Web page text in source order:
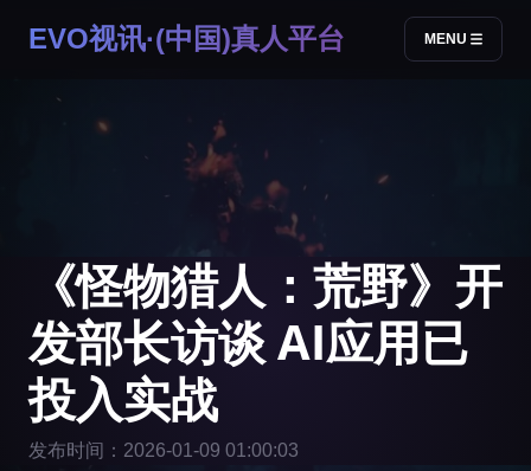
EVO视讯·(中国)真人平台 MENU
《怪物猎人：荒野》开
发部长访谈 AI应用已
投入实战
发布时间：2026-01-09 01:00:03